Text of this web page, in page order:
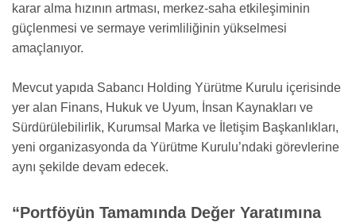
karar alma hızının artması, merkez-saha etkileşiminin
güçlenmesi ve sermaye verimliliğinin yükselmesi
amaçlanıyor.
Mevcut yapıda Sabancı Holding Yürütme Kurulu içerisinde
yer alan Finans, Hukuk ve Uyum, İnsan Kaynakları ve
Sürdürülebilirlik, Kurumsal Marka ve İletişim Başkanlıkları,
yeni organizasyonda da Yürütme Kurulu’ndaki görevlerine
aynı şekilde devam edecek.
“Portföyün Tamamında Değer Yaratımına